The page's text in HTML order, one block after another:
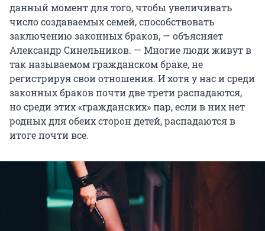
данный момент для того, чтобы увеличивать
число создаваемых семей, способствовать
заключению законных браков, — объясняет
Александр Синельников. — Многие люди живут в
так называемом гражданском браке, не
регистрируя свои отношения. И хотя у нас и среди
законных браков почти две трети распадаются,
но среди этих «гражданских» пар, если в них нет
родных для обеих сторон детей, распадаются в
итоге почти все.